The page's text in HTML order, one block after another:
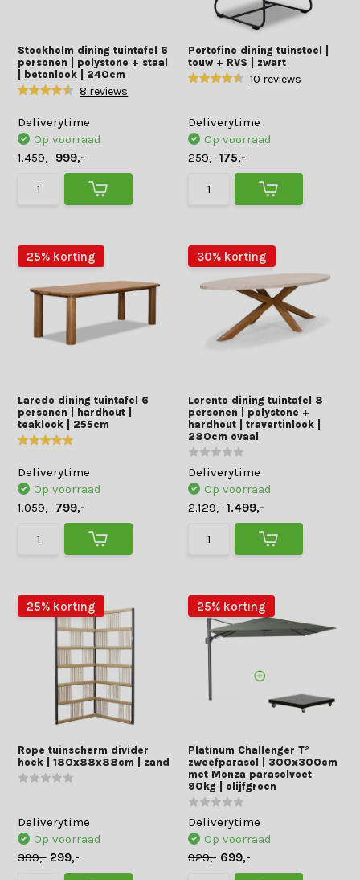
Stockholm dining tuintafel 6
personen | polystone + staal
| betonlook | 240cm
8 reviews
Deliverytime
Op voorraad
1.459,- 999,-
Portofino dining tuinstoel |
touw + RVS | zwart
10 reviews
Deliverytime
Op voorraad
259,- 175,-
25% korting
Laredo dining tuintafel 6
personen | hardhout |
teaklook | 255cm
Deliverytime
Op voorraad
1.059,- 799,-
30% korting
Lorento dining tuintafel 8
personen | polystone +
hardhout | travertinlook |
280cm ovaal
Deliverytime
Op voorraad
2.129,- 1.499,-
25% korting
Rope tuinscherm divider
hoek | 180x88x88cm | zand
Deliverytime
Op voorraad
399,- 299,-
25% korting
Platinum Challenger T²
zweefparasol | 300x300cm
met Monza parasolvoet
90kg | olijfgroen
Deliverytime
Op voorraad
929,- 699,-